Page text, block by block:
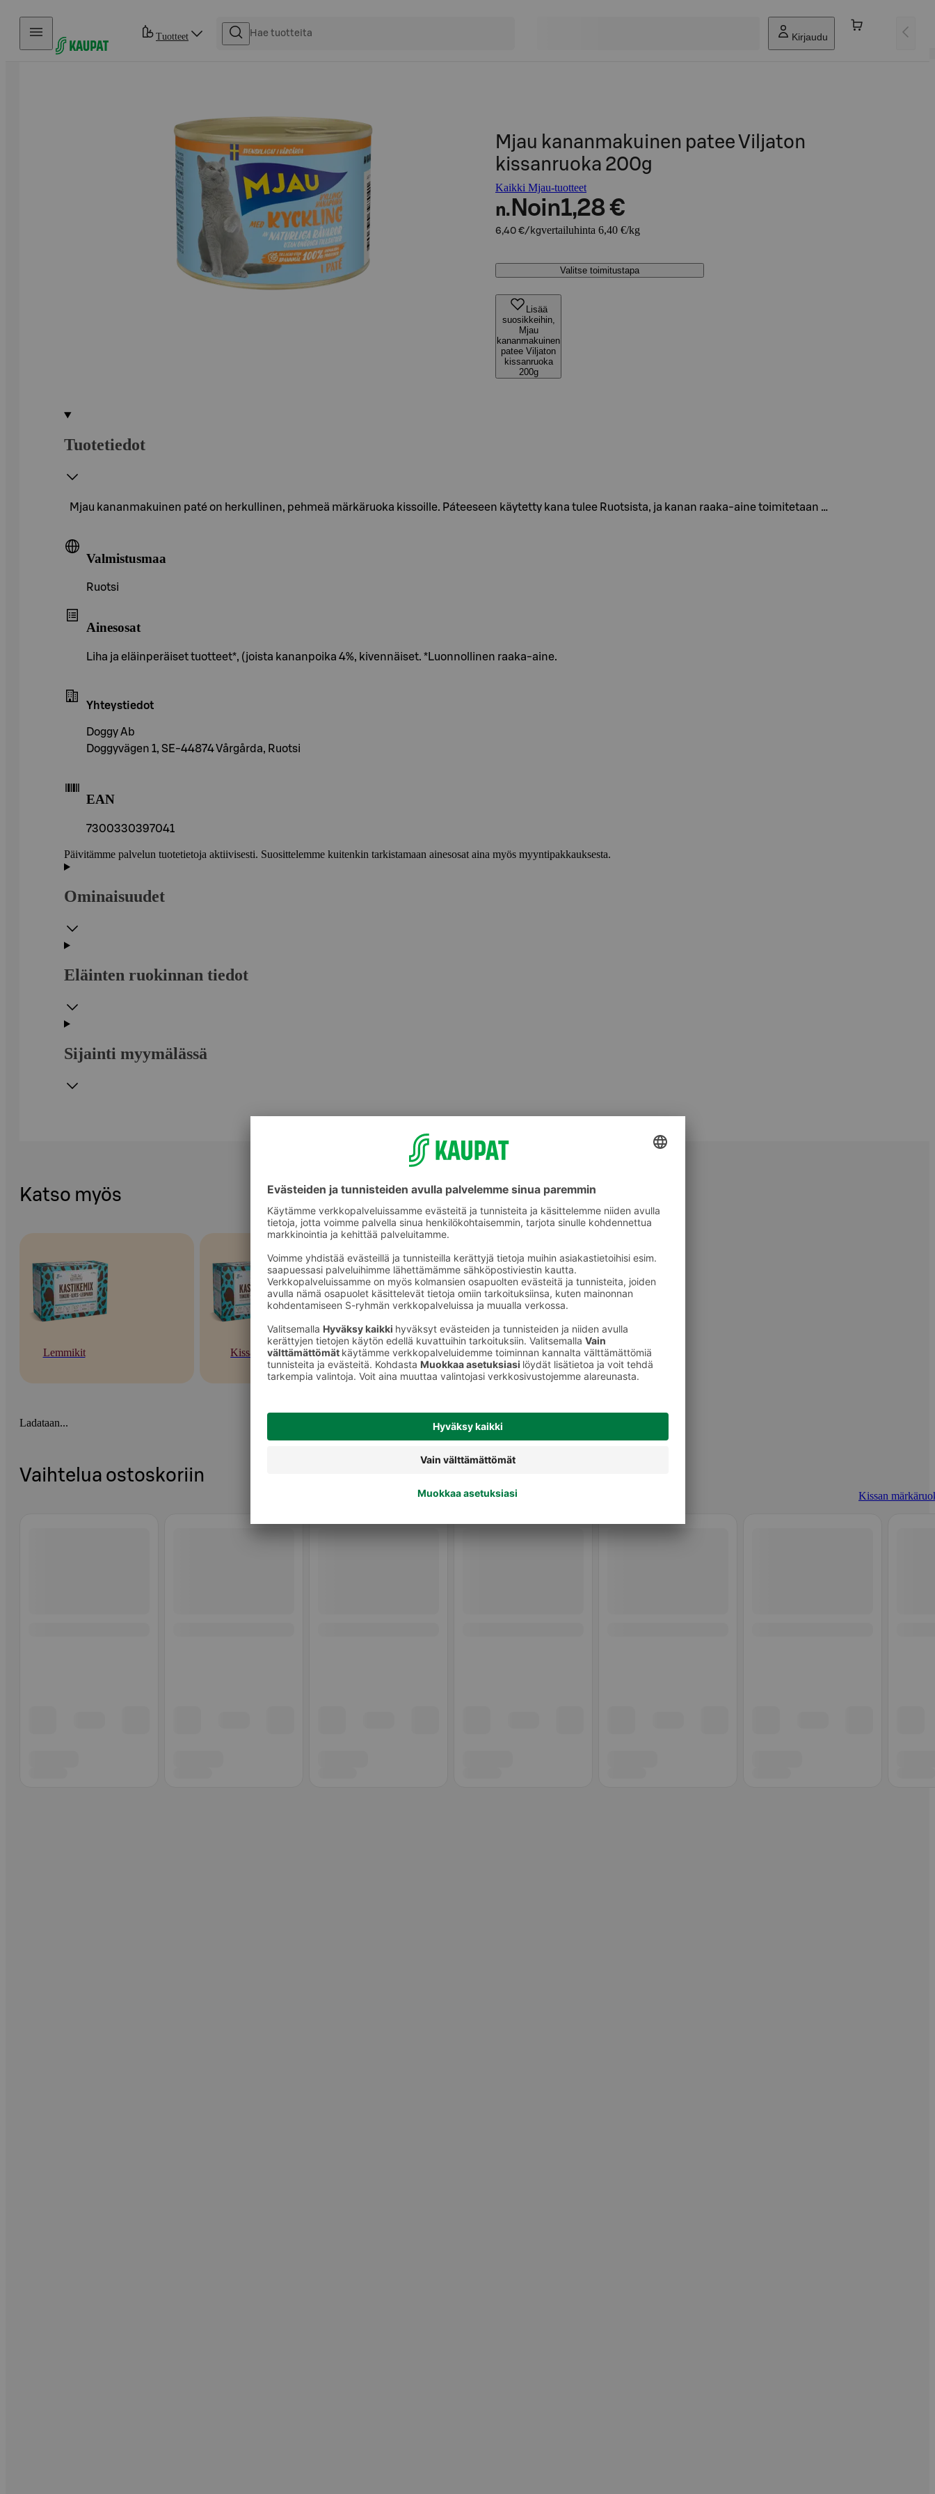
Hyppää sisältöön
Tuotteet Kirjaudu
Mjau kananmakuinen patee Viljaton
kissanruoka 200g
Kaikki Mjau-tuotteet
n. Noin1,28 €
6,40 €/kgvertailuhinta 6,40 €/kg
Valitse toimitustapa
Lisää
suosikkeihin,
Mjau
kananmakuinen
patee Viljaton
kissanruoka
200g
Tuotetiedot
Mjau kananmakuinen paté on herkullinen, pehmeä märkäruoka kissoille. Páteeseen käytetty kana tulee Ruotsista, ja kanan raaka-aine toimitetaan …
Valmistusmaa
Ruotsi
Ainesosat
Liha ja eläinperäiset tuotteet*, (joista kananpoika 4%, kivennäiset. *Luonnollinen raaka-aine.
Yhteystiedot
Doggy Ab
Doggyvägen 1, SE-44874 Vårgårda, Ruotsi
EAN
7300330397041
Päivitämme palvelun tuotetietoja aktiivisesti. Suosittelemme kuitenkin tarkistamaan ainesosat aina myös myyntipakkauksesta.
Ominaisuudet
Eläinten ruokinnan tiedot
Sijainti myymälässä
Katso myös
Lemmikit Kissat Kissan märkäruoka
Ladataan...
Vaihtelua ostoskoriin
Kissan